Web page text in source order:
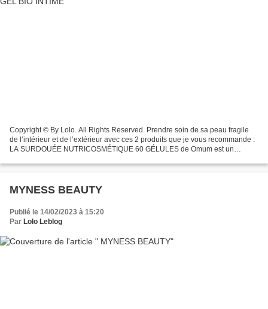
Copyright © By Lolo. All Rights Reserved. Prendre soin de sa peau fragile
de l’intérieur et de l’extérieur avec ces 2 produits que je vous recommande :
LA SURDOUÉE NUTRICOSMÉTIQUE 60 GÉLULES de Omum est un
MYNESS BEAUTY
Publié le 14/02/2023 à 15:20
Par Lolo Leblog